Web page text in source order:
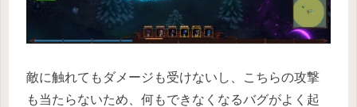
敵に触れてもダメージも受けないし、こちらの攻撃
も当たらないため、何もできなくなるバグがよく起